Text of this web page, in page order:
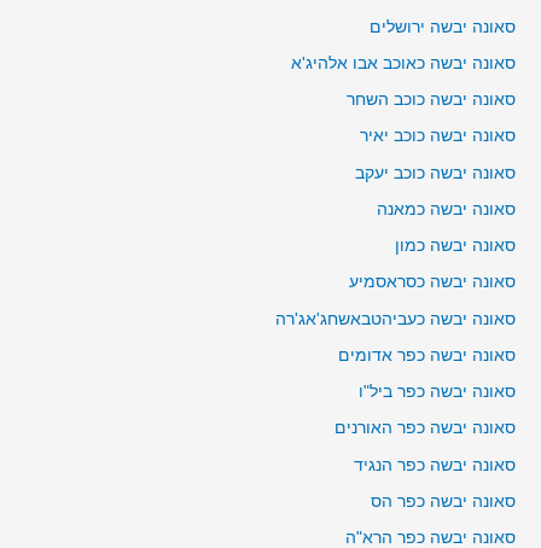
סאונה יבשה ירושלים
סאונה יבשה כאוכב אבו אלהיג'א
סאונה יבשה כוכב השחר
סאונה יבשה כוכב יאיר
סאונה יבשה כוכב יעקב
סאונה יבשה כמאנה
סאונה יבשה כמון
סאונה יבשה כסראסמיע
סאונה יבשה כעביהטבאשחג'אג'רה
סאונה יבשה כפר אדומים
סאונה יבשה כפר ביל"ו
סאונה יבשה כפר האורנים
סאונה יבשה כפר הנגיד
סאונה יבשה כפר הס
סאונה יבשה כפר הרא"ה